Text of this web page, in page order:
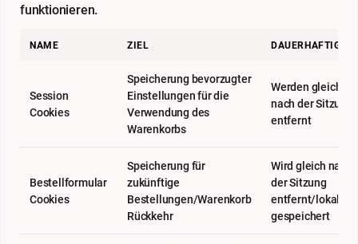
funktionieren.
NAME ZIEL
Session
Cookies
Speicherung bevorzugter
Einstellungen für die
Verwendung des
Warenkorbs
Werden gleich
nach der Sitzung
entfernt
Bestellformular
Cookies
Speicherung für
zukünftige
Bestellungen/Warenkorb
Rückkehr
Wird gleich nach
der Sitzung
entfernt/lokal
gespeichert